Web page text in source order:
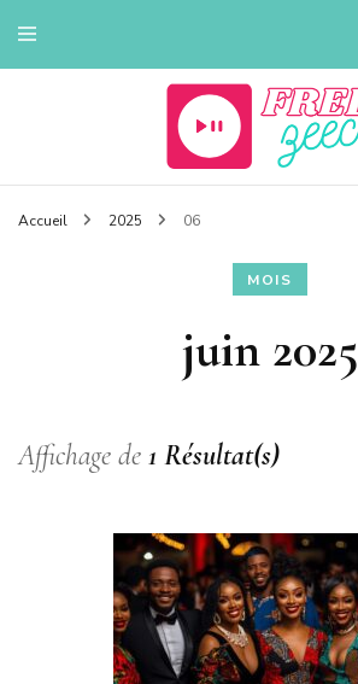
Freezeec
Accueil 2025 06
MOIS
juin 2025
Affichage de 1 Résultat(s)